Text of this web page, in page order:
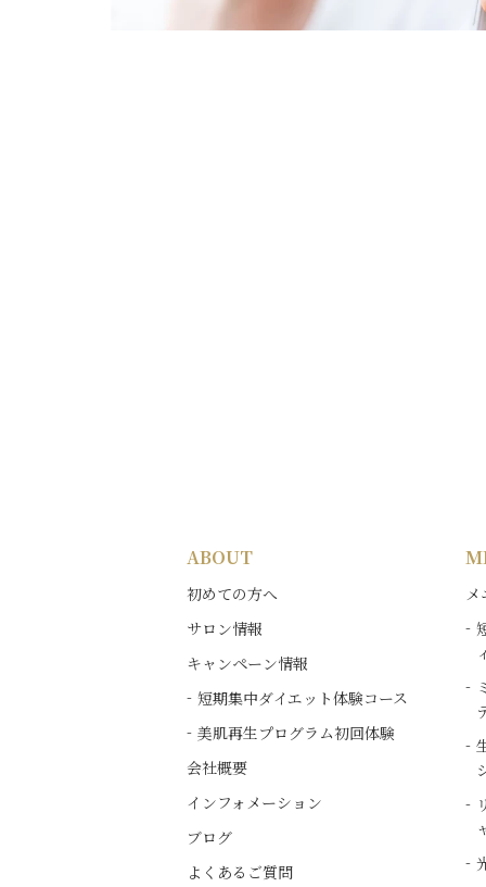
ABOUT
初めての方へ
サロン情報
キャンペーン情報
短期集中ダイエット体験コース
美肌再生プログラム初回体験
会社概要
インフォメーション
ブログ
よくあるご質問
メ